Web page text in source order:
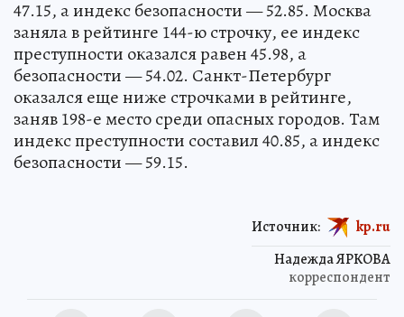
47.15, а индекс безопасности — 52.85. Москва
заняла в рейтинге 144-ю строчку, ее индекс
преступности оказался равен 45.98, а
безопасности — 54.02. Санкт-Петербург
оказался еще ниже строчками в рейтинге,
заняв 198-е место среди опасных городов. Там
индекс преступности составил 40.85, а индекс
безопасности — 59.15.
Надежда ЯРКОВА
корреспондент
Источник: kp.ru